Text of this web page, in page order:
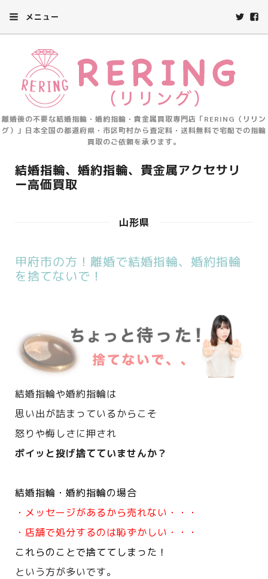
メニュー
離婚後の不要な結婚指輪・婚約指輪・貴金属買取専門店「RERING（リリン
グ）」日本全国の都道府県・市区町村から査定料・送料無料で宅配での指輪
買取のご依頼を承ります。
結婚指輪、婚約指輪、貴金属アクセサリ
ー高価買取
山形県
甲府市の方！離婚で結婚指輪、婚約指輪
を捨てないで！
結婚指輪や婚約指輪は
思い出が詰まっているからこそ
怒りや悔しさに押され
ポイッと投げ捨てていませんか？
結婚指輪・婚約指輪の場合
・メッセージがあるから売れない・・・
・店舗で処分するのは恥ずかしい・・・
これらのことで捨ててしまった！
という方が多いです。